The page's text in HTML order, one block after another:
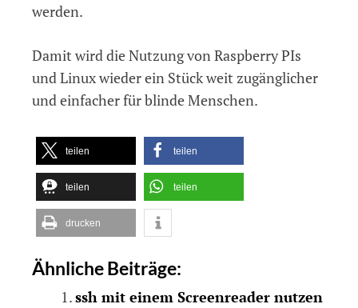
werden.
Damit wird die Nutzung von Raspberry PIs
und Linux wieder ein Stück weit zugänglicher
und einfacher für blinde Menschen.
teilen teilen
teilen teilen
drucken
Ähnliche Beiträge:
ssh mit einem Screenreader nutzen